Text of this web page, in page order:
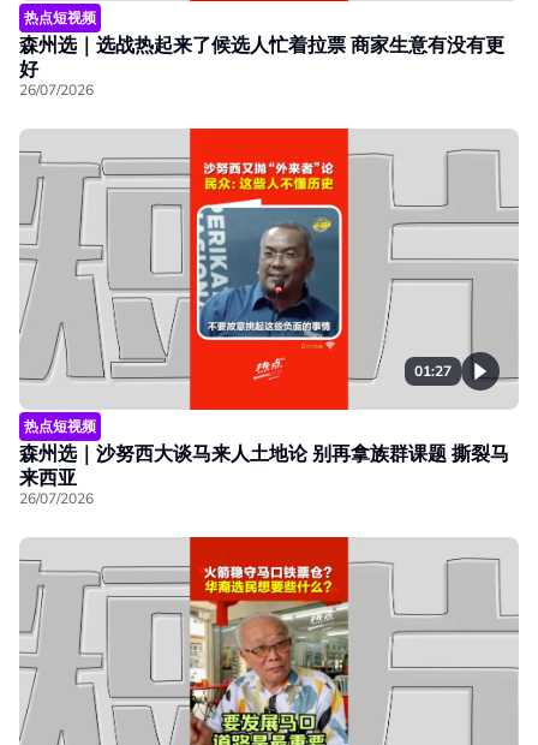
热点短视频
森州选｜选战热起来了候选人忙着拉票 商家生意有没有更
好
26/07/2026
01:27
热点短视频
森州选｜沙努西大谈马来人土地论 别再拿族群课题 撕裂马
来西亚
26/07/2026